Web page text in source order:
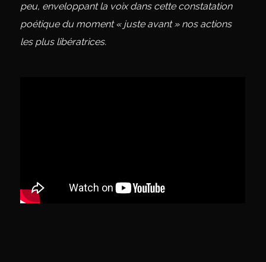
peu, enveloppant la voix dans cette constatation
poétique du moment « juste avant » nos actions
les plus libératrices.